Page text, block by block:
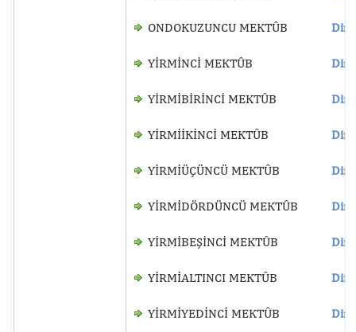
ONDOKUZUNCU MEKTÛB
YİRMİNCİ MEKTÛB
YİRMİBİRİNCİ MEKTÛB
YİRMİİKİNCİ MEKTÛB
YİRMİÜÇÜNCÜ MEKTÛB
YİRMİDÖRDÜNCÜ MEKTÛB
YİRMİBEŞİNCİ MEKTÛB
YİRMİALTINCI MEKTÛB
YİRMİYEDİNCİ MEKTÛB